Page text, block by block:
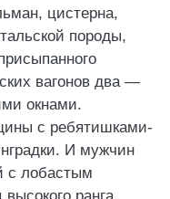
цистерна,
породы,
вагонов два —
окнами.
с ребятишками-
И мужчин
с лобастым